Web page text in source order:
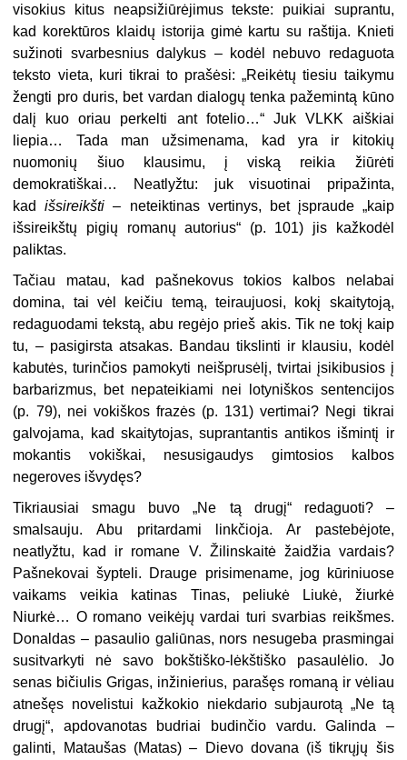
visokius kitus neapsižiūrėjimus tekste: puikiai suprantu,
kad korektūros klaidų istorija gimė kartu su raštija. Knieti
sužinoti svarbesnius dalykus – kodėl nebuvo redaguota
teksto vieta, kuri tikrai to prašėsi: „Reikėtų tiesiu taikymu
žengti pro duris, bet vardan dialogų tenka pažemintą kūno
dalį kuo oriau perkelti ant fotelio…“ Juk VLKK aiškiai
liepia… Tada man užsimenama, kad yra ir kitokių
nuomonių šiuo klausimu, į viską reikia žiūrėti
demokratiškai… Neatlyžtu: juk visuotinai pripažinta,
kadišsireikšti – neteiktinas vertinys, bet įspraude „kaip
išsireikštų pigių romanų autorius“ (p. 101) jis kažkodėl
paliktas.
Tačiau matau, kad pašnekovus tokios kalbos nelabai
domina, tai vėl keičiu temą, teiraujuosi, kokį skaitytoją,
redaguodami tekstą, abu regėjo prieš akis. Tik ne tokį kaip
tu, – pasigirsta atsakas. Bandau tikslinti ir klausiu, kodėl
kabutės, turinčios pamokyti neišprusėlį, tvirtai įsikibusios į
barbarizmus, bet nepateikiami nei lotyniškos sentencijos
(p. 79), nei vokiškos frazės (p. 131) vertimai? Negi tikrai
galvojama, kad skaitytojas, suprantantis antikos išmintį ir
mokantis vokiškai, nesusigaudys gimtosios kalbos
negeroves išvydęs?
Tikriausiai smagu buvo „Ne tą drugį“ redaguoti? –
smalsauju. Abu pritardami linkčioja. Ar pastebėjote,
neatlyžtu, kad ir romane V. Žilinskaitė žaidžia vardais?
Pašnekovai šypteli. Drauge prisimename, jog kūriniuose
vaikams veikia katinas Tinas, peliukė Liukė, žiurkė
Niurkė… O romano veikėjų vardai turi svarbias reikšmes.
Donaldas – pasaulio galiūnas, nors nesugeba prasmingai
susitvarkyti nė savo bokštiško-lėkštiško pasaulėlio. Jo
senas bičiulis Grigas, inžinierius, parašęs romaną ir vėliau
atnešęs novelistui kažkokio niekdario subjaurotą „Ne tą
drugį“, apdovanotas budriai budinčio vardu. Galinda –
galinti, Mataušas (Matas) – Dievo dovana (iš tikrųjų šis